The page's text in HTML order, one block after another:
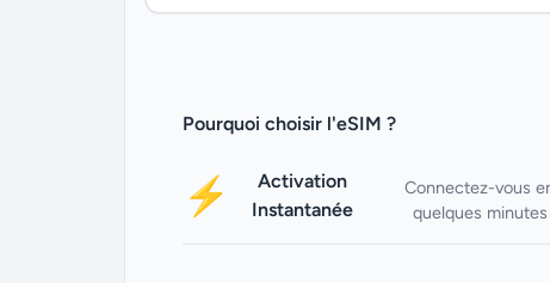
Pourquoi choisir l'eSIM ?
⚡
Activation
Instantanée
Connectez-vous
quelques minutes